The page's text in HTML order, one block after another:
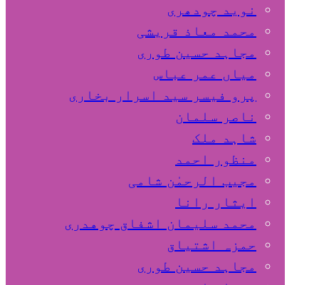
نوید چودھری
محمد معاذ قریشی
مجاہد حسین طوری
میاں عمر عباس
پرو فیسر سید اسرار بخاری
ناصر سلمان
شاہد ملک
منظور احمد
مجیب الرحمٰن شامی
ایثار رانا
محمد سلیمان اشفاق چوهدری
حمزہ اشتیاق
مجاہد حسین طوری